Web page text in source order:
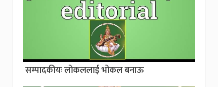
सम्पादकीयः लोकललाई भोकल बनाऊ